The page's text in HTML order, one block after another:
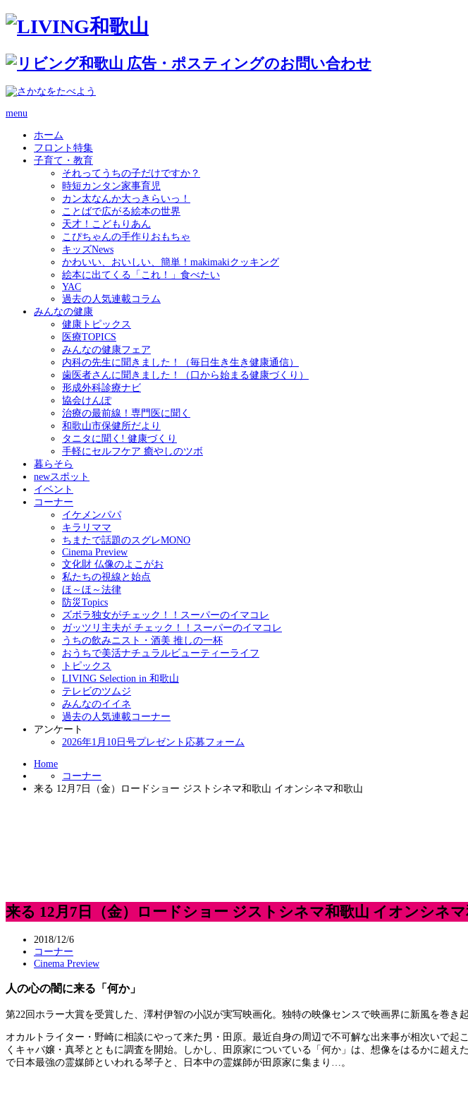
menu
ホーム
フロント特集
子育て・教育
それってうちの子だけですか？
時短カンタン家事育児
カン太なんか大っきらいっ！
ことばで広がる絵本の世界
天才！こどもりあん
こぴちゃんの手作りおもちゃ
キッズNews
かわいい、おいしい、簡単！makimakiクッキング
絵本に出てくる「これ！」食べたい
YAC
過去の人気連載コラム
みんなの健康
健康トピックス
医療TOPICS
みんなの健康フェア
内科の先生に聞きました！（毎日生き生き健康通信）
歯医者さんに聞きました！（口から始まる健康づくり）
形成外科診療ナビ
協会けんぽ
治療の最前線！専門医に聞く
和歌山市保健所だより
タニタに聞く! 健康づくり
手軽にセルフケア 癒やしのツボ
暮らそら
newスポット
イベント
コーナー
イケメンパパ
キラリママ
ちまたで話題のスグレMONO
Cinema Preview
文化財 仏像のよこがお
私たちの視線と始点
ほ～ほ～法律
防災Topics
ズボラ独女がチェック！！スーパーのイマコレ
ガッツリ主夫が チェック！！スーパーのイマコレ
うちの飲みニスト・酒美 推しの一杯
おうちで美活ナチュラルビューティーライフ
トピックス
LIVING Selection in 和歌山
テレビのツムジ
みんなのイイネ
過去の人気連載コーナー
アンケート
2026年1月10日号プレゼント応募フォーム
Home
コーナー
来る 12月7日（金）ロードショー ジストシネマ和歌山 イオンシネマ和歌山
来る 12月7日（金）ロードショー ジストシネマ和歌山 イオンシネ
2018/12/6
コーナー
Cinema Preview
人の心の闇に来る「何か」
第22回ホラー大賞を受賞した、澤村伊智の小説が実写映画化。独特の映像センスで映画界に新風を巻き
オカルトライター・野崎に相談にやって来た男・田原。最近自身の周辺で不可解な出来事が相次いで
くキャバ嬢・真琴とともに調査を開始。しかし、田原家についている「何か」は、想像をはるかに超
で日本最強の霊媒師といわれる琴子と、日本中の霊媒師が田原家に集まり…。